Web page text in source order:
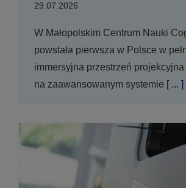
29.07.2026
W Małopolskim Centrum Nauki
powstała pierwsza w Polsce w
immersyjna przestrzeń projekcyjna
na zaawansowanym systemie [ ... ]